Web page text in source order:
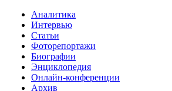
Аналитика
Интервью
Статьи
Фоторепортажи
Биографии
Энциклопедия
Онлайн-конференции
Архив